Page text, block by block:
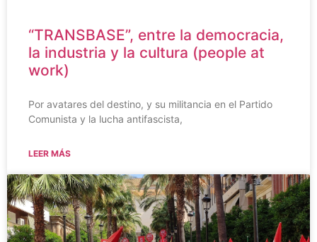
“TRANSBASE”, entre la democracia,
la industria y la cultura (people at
work)
Por avatares del destino, y su militancia en el Partido
Comunista y la lucha antifascista,
LEER MÁS